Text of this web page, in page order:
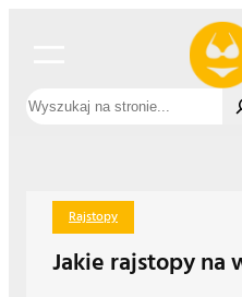
Szukaj
Rajstopy
Jakie rajstopy na